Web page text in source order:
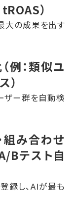
）
大の成果を出す
例：類似ユ
）
ザー群を自動検
組み合わせ
Bテスト自
録し、AIが最も